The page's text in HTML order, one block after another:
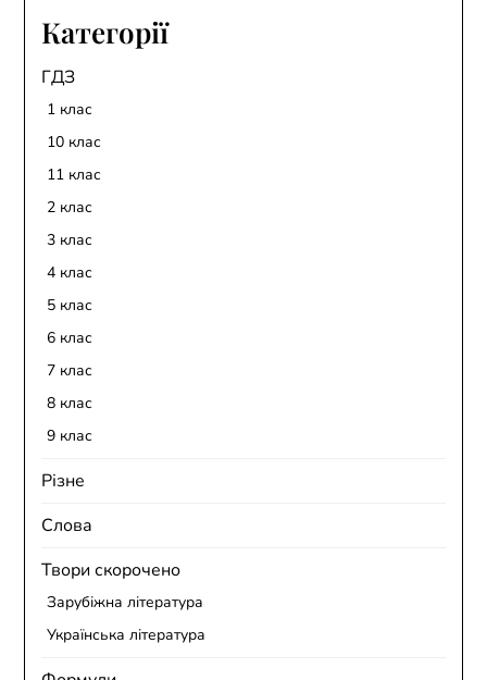
Категорії
ГДЗ
1 клас
10 клас
11 клас
2 клас
3 клас
4 клас
5 клас
6 клас
7 клас
8 клас
9 клас
Різне
Слова
Твори скорочено
Зарубіжна література
Українська література